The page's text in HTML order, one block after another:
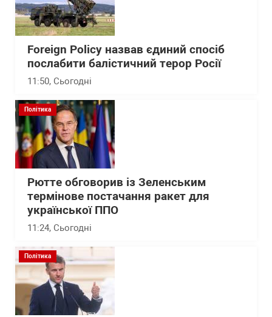
Foreign Policy назвав єдиний спосіб
послабити балістичний терор Росії
11:50, Сьогодні
Політика
Рютте обговорив із Зеленським
термінове постачання ракет для
української ППО
11:24, Сьогодні
Політика